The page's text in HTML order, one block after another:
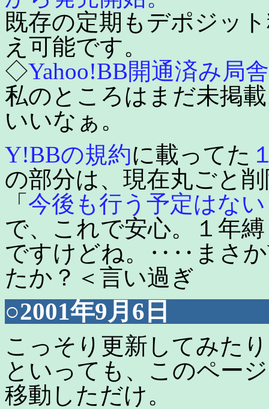
既存の定期もデポジッ
え可能です。
◇Yahoo!BB開通済み局
私のところはまだ未掲
いいなぁ。
Y!BBの規約に載ってた
の部分は、現在丸ごと
「 今後も行う予定はな
で、これで安心。１年
ですけどね。‥‥まさか
たか？＜言い過ぎ
○2001年9月6日
こっそり更新してみた
といっても、このペー
移動しただけ。